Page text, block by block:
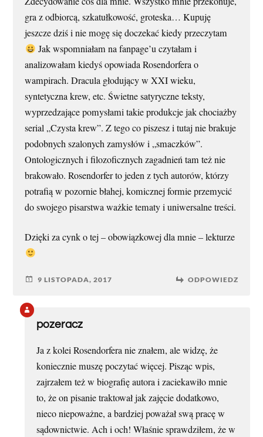
gra z odbiorcą, szkatułkowość, groteska… Kupuję
jeszcze dziś i nie mogę się doczekać kiedy przeczytam
Jak wspomniałam na fanpage’u czytałam i
analizowałam kiedyś opowiada Rosendorfera o
wampirach. Dracula głodujący w XXI wieku,
syntetyczna krew, etc. Świetne satyryczne teksty,
wyprzedzające pomysłami takie produkcje jak chociażby
serial „Czysta krew”. Z tego co piszesz i tutaj nie brakuje
podobnych szalonych zamysłów i „smaczków”.
Ontologicznych i filozoficznych zagadnień tam też nie
brakowało. Rosendorfer to jeden z tych autorów, którzy
potrafią w pozornie błahej, komicznej formie przemycić
do swojego pisarstwa ważkie tematy i uniwersalne treści.
Dzięki za cynk o tej – obowiązkowej dla mnie – lekturze
9 LISTOPADA, 2017 ODPOWIEDZ
pozeracz
Ja z kolei Rosendorfera nie znałem, ale widzę, że
koniecznie muszę poczytać więcej. Pisząc wpis,
zajrzałem też w biografię autora i zaciekawiło mnie
to, że on pisanie traktował jak zajęcie dodatkowo,
nieco niepoważne, a bardziej poważał swą pracę w
sądownictwie. Ach i och! Właśnie sprawdziłem, że w